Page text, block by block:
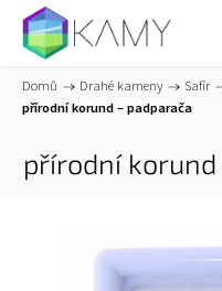
Domů / Drahé kameny / Safír /
přírodní korund – padparača
přírodní